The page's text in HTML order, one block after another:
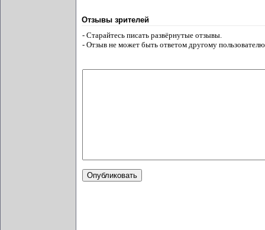
Отзывы зрителей
- Старайтесь писать развёрнутые отзывы.
- Отзыв не может быть ответом другому